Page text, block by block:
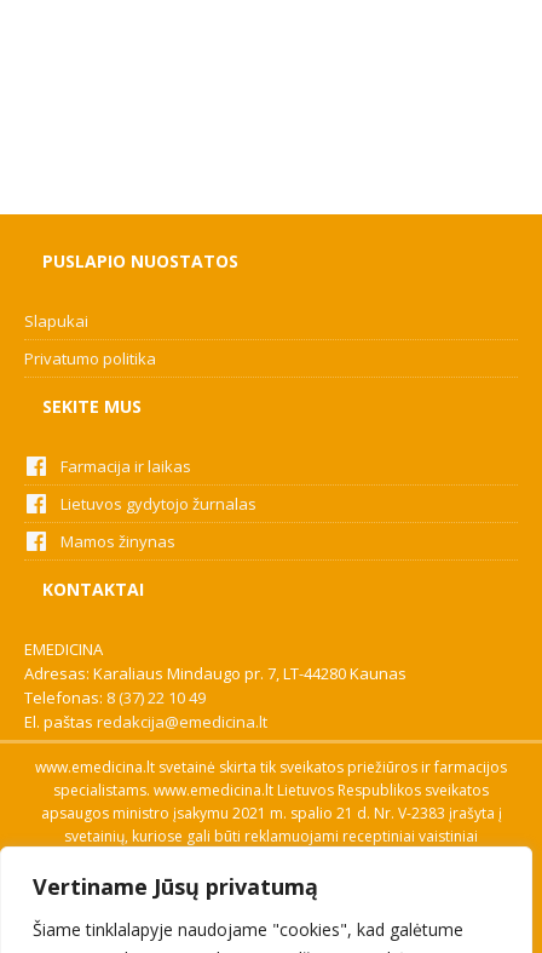
Vertiname Jūsų privatumą
Šiame tinklalapyje naudojame "cookies", kad galėtume
PUSLAPIO NUOSTATOS
Slapukai
Privatumo politika
SEKITE MUS
Farmacija ir laikas
Lietuvos gydytojo žurnalas
Mamos žinynas
KONTAKTAI
EMEDICINA
Adresas: Karaliaus Mindaugo pr. 7, LT-44280 Kaunas
Telefonas: 8 (37) 22 10 49
El. paštas redakcija@emedicina.lt
www.emedicina.lt svetainė skirta tik sveikatos priežiūros ir farmacijos
specialistams. www.emedicina.lt Lietuvos Respublikos sveikatos
apsaugos ministro įsakymu 2021 m. spalio 21 d. Nr. V-2383 įrašyta į
svetainių, kuriose gali būti reklamuojami receptiniai vaistiniai
savo profesinę kvalifikaciją. Naudingos nuorodos: Vaistų ir medicinos
pagalbos priemonių kainų paieška, VVKT tinklalapis, Sveikatos
priežiūros ar farmacijos specialisto pranešimo apie įtariamą